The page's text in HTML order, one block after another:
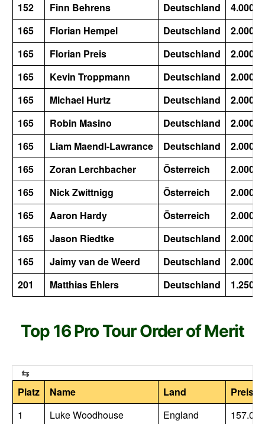
152
Finn Behrens Deutschland
4.000
165
Florian Hempel Deutschland
2.000
165
Florian Preis Deutschland
2.000
165
Kevin Troppmann Deutschland
2.000
165
Michael Hurtz Deutschland
2.000
165
Robin Masino Deutschland
2.000
165
Liam Maendl-Lawrance Deutschland
2.000
165
Zoran Lerchbacher Österreich
2.000
165
Nick Zwittnigg Österreich
2.000
165
Aaron Hardy Österreich
2.000
165
Jason Riedtke Deutschland
2.000
165
Jaimy van de Weerd Deutschland
2.000
201
Matthias Ehlers Deutschland 1.250
Top 16 Pro Tour Order of Merit
Platz Name Land
1
Luke Woodhouse England
157.000